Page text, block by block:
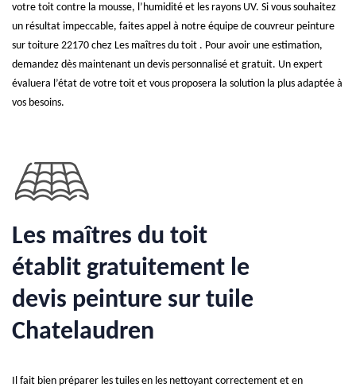
votre toit contre la mousse, l’humidité et les rayons UV. Si vous souhaitez
un résultat impeccable, faites appel à notre équipe de couvreur peinture
sur toiture 22170 chez Les maîtres du toit . Pour avoir une estimation,
demandez dès maintenant un devis personnalisé et gratuit. Un expert
évaluera l’état de votre toit et vous proposera la solution la plus adaptée à
vos besoins.
Les maîtres du toit
établit gratuitement le
devis peinture sur tuile
Chatelaudren
Il fait bien préparer les tuiles en les nettoyant correctement et en